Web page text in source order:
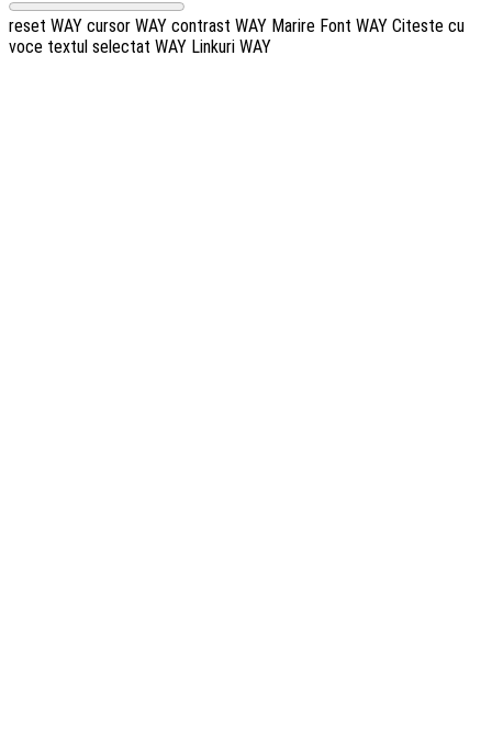
reset WAY cursor WAY contrast WAY Marire Font WAY Citeste cu
voce textul selectat WAY Linkuri WAY